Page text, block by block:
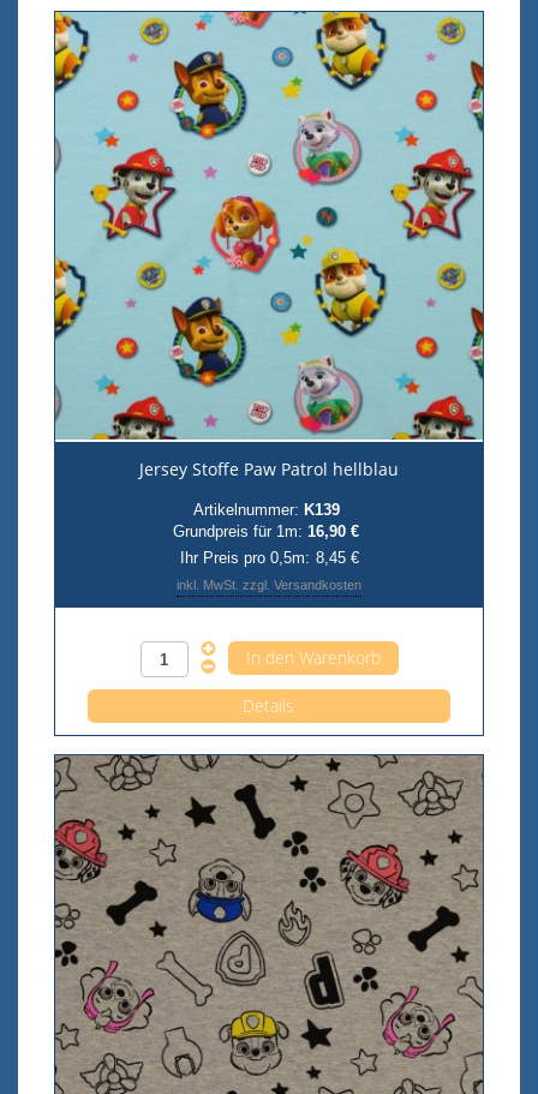
Jersey Stoffe Paw Patrol hellblau
Artikelnummer: K139
Grundpreis für 1m: 16,90 €
Ihr Preis pro 0,5m: 8,45 €
inkl. MwSt. zzgl. Versandkosten
Details